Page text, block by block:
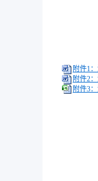
附件1
附件2
附件3